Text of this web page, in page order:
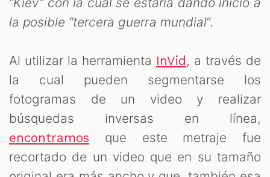
la posible “tercera guerra mundial”.
Al utilizar la herramienta InVid , a través de
la cual pueden segmentarse los
fotogramas de un video y realizar
búsquedas inversas en línea,
encontramos que este metraje fue
recortado de un video que en su tamaño